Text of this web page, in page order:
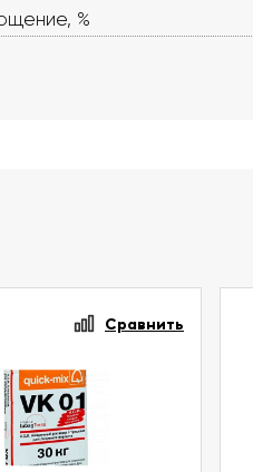
%
Сравнить